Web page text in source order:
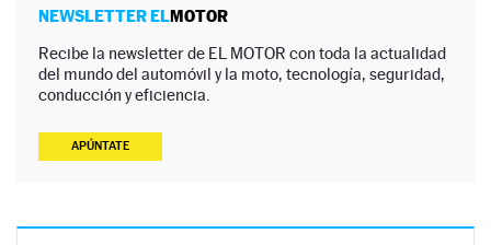
NEWSLETTER ELMOTOR
Recibe la newsletter de EL MOTOR con toda la actualidad
del mundo del automóvil y la moto, tecnología, seguridad,
conducción y eficiencia.
APÚNTATE